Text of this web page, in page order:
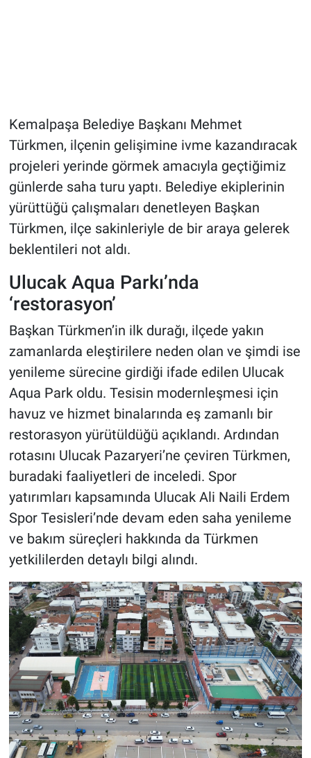
Kemalpaşa Belediye Başkanı Mehmet
Türkmen, ilçenin gelişimine ivme kazandıracak
projeleri yerinde görmek amacıyla geçtiğimiz
günlerde saha turu yaptı. Belediye ekiplerinin
yürüttüğü çalışmaları denetleyen Başkan
Türkmen, ilçe sakinleriyle de bir araya gelerek
beklentileri not aldı.
Ulucak Aqua Parkı’nda
‘restorasyon’
Başkan Türkmen’in ilk durağı, ilçede yakın
zamanlarda eleştirilere neden olan ve şimdi ise
yenileme sürecine girdiği ifade edilen Ulucak
Aqua Park oldu. Tesisin modernleşmesi için
havuz ve hizmet binalarında eş zamanlı bir
restorasyon yürütüldüğü açıklandı. Ardından
rotasını Ulucak Pazaryeri’ne çeviren Türkmen,
buradaki faaliyetleri de inceledi. Spor
yatırımları kapsamında Ulucak Ali Naili Erdem
Spor Tesisleri’nde devam eden saha yenileme
ve bakım süreçleri hakkında da Türkmen
yetkililerden detaylı bilgi alındı.